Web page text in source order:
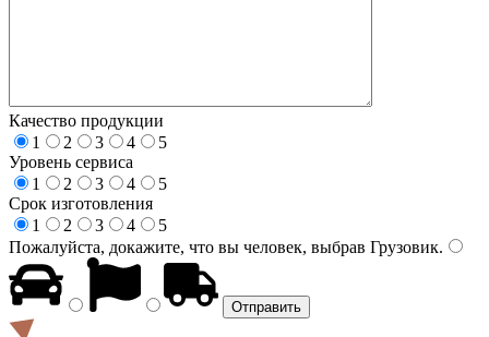
Качество продукции
1
2 3 4
5
Уровень сервиса
1
2 3 4
5
Срок изготовления
1
2 3 4
5
Пожалуйста, докажите, что вы человек, выбрав Грузовик.